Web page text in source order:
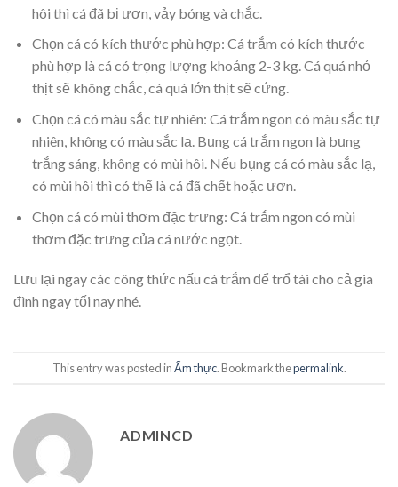
hôi thì cá đã bị ươn, vảy bóng và chắc.
Chọn cá có kích thước phù hợp: Cá trắm có kích thước
phù hợp là cá có trọng lượng khoảng 2-3 kg. Cá quá nhỏ
thịt sẽ không chắc, cá quá lớn thịt sẽ cứng.
Chọn cá có màu sắc tự nhiên: Cá trắm ngon có màu sắc tự
nhiên, không có màu sắc lạ. Bụng cá trắm ngon là bụng
trắng sáng, không có mùi hôi. Nếu bụng cá có màu sắc lạ,
có mùi hôi thì có thể là cá đã chết hoặc ươn.
Chọn cá có mùi thơm đặc trưng: Cá trắm ngon có mùi
thơm đặc trưng của cá nước ngọt.
Lưu lại ngay các công thức nấu cá trắm để trổ tài cho cả gia
đình ngay tối nay nhé.
This entry was posted inẨm thực. Bookmark thepermalink.
ADMINCD